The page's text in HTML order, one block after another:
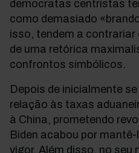
democratas centristas
como demasiado
isso, tendem a
de uma retórica
confrontos simbólicos.
Depois de inicialmente
relação às taxas
à China, prometendo
Biden acabou por
vigor. Além disso, no seu